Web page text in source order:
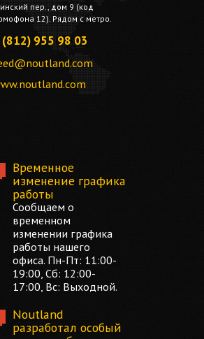
пер., дом 9 (код
12). Рядом с метро.
(812) 955 98 03
Временное
изменение графика
работы
Сообщаем о
временном
изменении графика
работы нашего
офиса. Пн-Пт: 11:00-
19:00, Сб: 12:00-
17:00, Вс: Выходной.
Noutland
разработал особый